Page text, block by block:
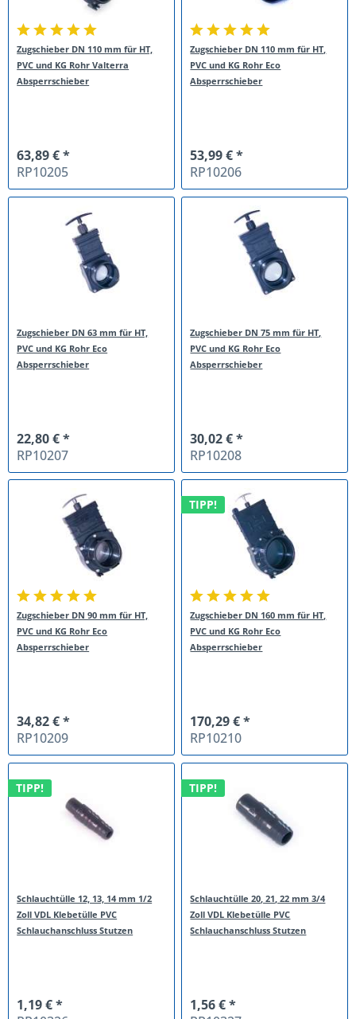
Zugschieber DN 110 mm für HT,
PVC und KG Rohr Valterra
Absperrschieber
63,89 € *
RP10205
Zugschieber DN 110 mm für HT,
PVC und KG Rohr Eco
Absperrschieber
53,99 € *
RP10206
Zugschieber DN 63 mm für HT,
PVC und KG Rohr Eco
Absperrschieber
22,80 € *
RP10207
Zugschieber DN 75 mm für HT,
PVC und KG Rohr Eco
Absperrschieber
30,02 € *
RP10208
Zugschieber DN 90 mm für HT,
PVC und KG Rohr Eco
Absperrschieber
34,82 € *
RP10209
TIPP!
Zugschieber DN 160 mm für HT,
PVC und KG Rohr Eco
Absperrschieber
170,29 € *
RP10210
TIPP!
Schlauchtülle 12, 13, 14 mm 1/2
Zoll VDL Klebetülle PVC
Schlauchanschluss Stutzen
1,19 € *
TIPP!
Schlauchtülle 20, 21, 22 mm 3/4
Zoll VDL Klebetülle PVC
Schlauchanschluss Stutzen
1,56 € *